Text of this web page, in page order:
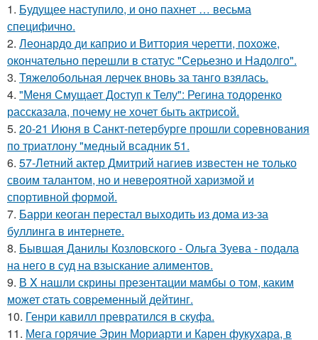
1. Будущее наступило, и оно пахнет … весьма
специфично.
2. Леонардо ди каприо и Виттория черетти, похоже,
окончательно перешли в статус "Серьезно и Надолго".
3. Тяжелобольная лерчек вновь за танго взялась.
4. "Меня Смущает Доступ к Телу": Регина тодоренко
рассказала, почему не хочет быть актрисой.
5. 20-21 Июня в Санкт-петербурге прошли соревнования
по триатлону "медный всадник 51.
6. 57-Летний актер Дмитрий нагиев известен не только
своим талантом, но и невероятной харизмой и
спортивной формой.
7. Барри кеоган перестал выходить из дома из-за
буллинга в интернете.
8. Бывшая Данилы Козловского - Ольга Зуева - подала
на него в суд на взыскание алиментов.
9. В X нашли скрины презентации мaмбы о том, каким
может cтaть совpеменный дейтинг.
10. Генри кавилл превратился в скуфа.
11. Мега горячие Эрин Мориарти и Карен фукухара, в